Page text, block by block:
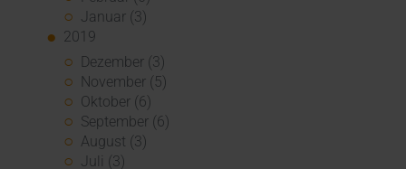
Januar (3)
2019
Dezember (3)
November (5)
Oktober (6)
September (6)
August (3)
Juli (3)